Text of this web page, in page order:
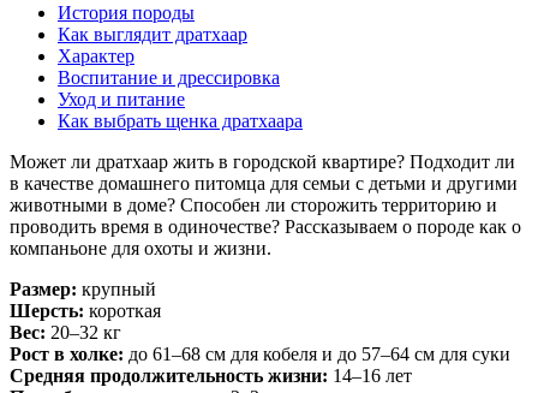
История породы
Как выглядит дратхаар
Характер
Воспитание и дрессировка
Уход и питание
Как выбрать щенка дратхаара
Может ли дратхаар жить в городской квартире? Подходит ли
в качестве домашнего питомца для семьи с детьми и другими
животными в доме? Способен ли сторожить территорию и
проводить время в одиночестве? Рассказываем о породе как о
компаньоне для охоты и жизни.
Размер: крупный
Шерсть: короткая
Вес: 20–32 кг
Рост в холке: до 61–68 см для кобеля и до 57–64 см для суки
Средняя продолжительность жизни: 14–16 лет